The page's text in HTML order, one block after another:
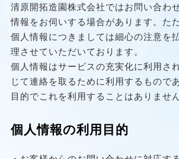
清原開拓造園株式会社ではお問い合わ
情報をお伺いする場合があります。た
個人情報につきましては細心の注意を
理させていただいております。
個人情報はサービスの充実化に利用さ
じて連絡を取るために利用するもので
目的でこれを利用することはありません
個人情報の利用目的